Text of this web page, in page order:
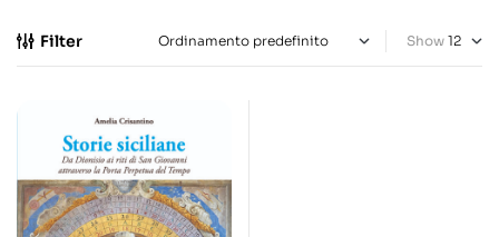
Filter Show